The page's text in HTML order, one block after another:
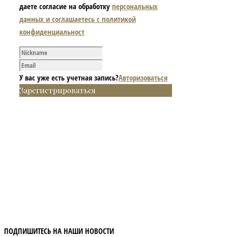
даете согласие на обработку персональных
данных и соглашаетесь с политикой
конфиденциальност
У вас уже есть учетная запись?Авторизоваться
Зарегистрироваться
ПОДПИШИТЕСЬ НА НАШИ НОВОСТИ